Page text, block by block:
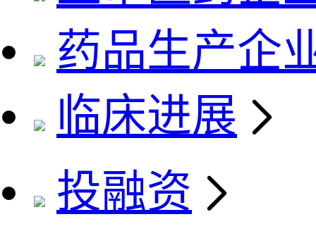
药品生产企
临床进展
投融资